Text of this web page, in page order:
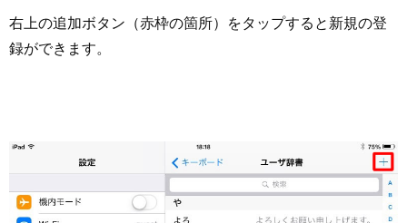
右上の追加ボタン（赤枠の箇所）をタップすると新規の登
録ができます。